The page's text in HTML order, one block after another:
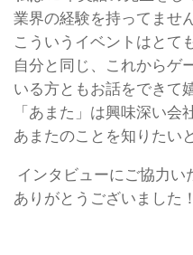
業界の経験を持ってませ
こういうイベントはとて
自分と同じ、これからゲ
いる方ともお話をできて
「あまた」は興味深い会
あまたのことを知りたい
インタビューにご協力い
ありがとうございました！